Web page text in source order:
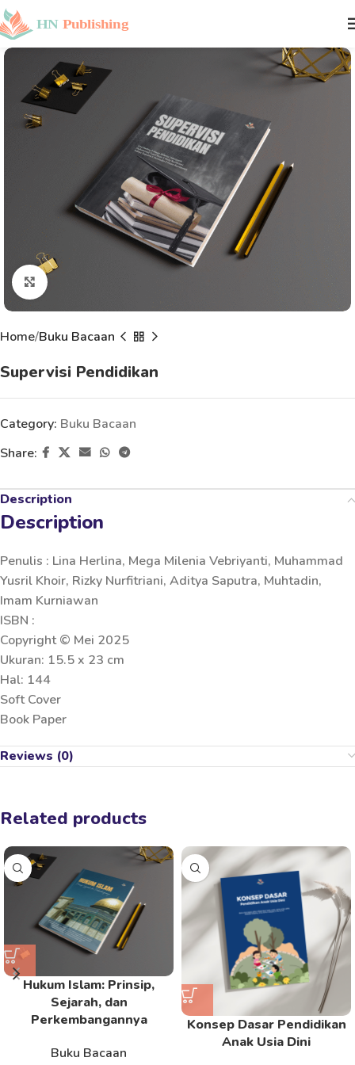
Click to enlarge
Home Buku Bacaan
Supervisi Pendidikan
Category: Buku Bacaan
Share:
Description
Description
Penulis : Lina Herlina, Mega Milenia Vebriyanti, Muhammad
Yusril Khoir, Rizky Nurfitriani, Aditya Saputra, Muhtadin,
Imam Kurniawan
ISBN :
Copyright © Mei 2025
Ukuran: 15.5 x 23 cm
Hal: 144
Soft Cover
Book Paper
Reviews (0)
Related products
Hukum Islam: Prinsip,
Sejarah, dan
Perkembangannya
Buku Bacaan
Konsep Dasar Pendidikan
Anak Usia Dini